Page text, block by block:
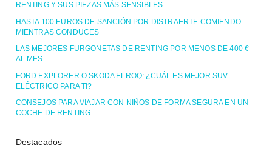
RENTING Y SUS PIEZAS MÁS SENSIBLES
HASTA 100 EUROS DE SANCIÓN POR DISTRAERTE COMIENDO
MIENTRAS CONDUCES
LAS MEJORES FURGONETAS DE RENTING POR MENOS DE 400 €
AL MES
FORD EXPLORER O SKODA ELROQ: ¿CUÁL ES MEJOR SUV
ELÉCTRICO PARA TI?
CONSEJOS PARA VIAJAR CON NIÑOS DE FORMA SEGURA EN UN
COCHE DE RENTING
Destacados